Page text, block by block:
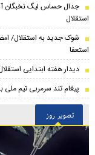
جدال حساس لیگ نخبگان
استقلال
استعفا
دیدار هفته ابتدایی
پیغام تند سرمربی تیم
تصویر روز